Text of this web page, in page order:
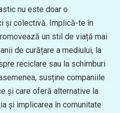
nu este doar o
și colectivă. Implică-te în
un stil de viață mai
de curățare a mediului, la
reciclare sau la schimburi
susține companiile
și care oferă alternative la
și implicarea în comunitate